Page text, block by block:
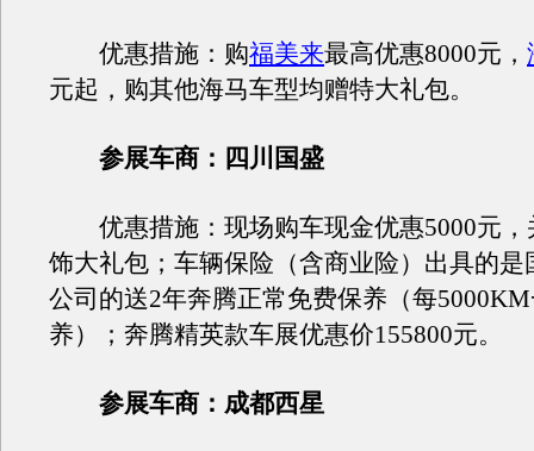
优惠措施：购福美来最高优惠8000元，
元起，购其他海马车型均赠特大礼包。
参展车商：四川国盛
优惠措施：现场购车现金优惠5000元，
饰大礼包；车辆保险（含商业险）出具的是
公司的送2年奔腾正常免费保养（每
养）；奔腾精英款车展优惠价155800元。
参展车商：成都西星